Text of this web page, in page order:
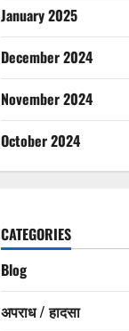
January 2025
December 2024
November 2024
October 2024
CATEGORIES
Blog
अपराध / हादसा